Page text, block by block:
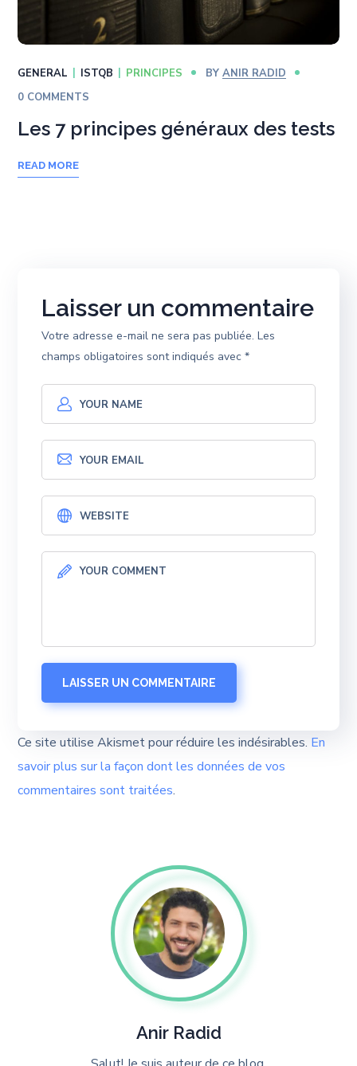
GENERAL ISTQB PRINCIPES BY ANIR RADID
0 COMMENTS
Les 7 principes généraux des tests
READ MORE
Laisser un commentaire
Votre adresse e-mail ne sera pas publiée. Les
champs obligatoires sont indiqués avec*
Ce site utilise Akismet pour réduire les indésirables. En
savoir plus sur la façon dont les données de vos
commentaires sont traitées.
Anir Radid